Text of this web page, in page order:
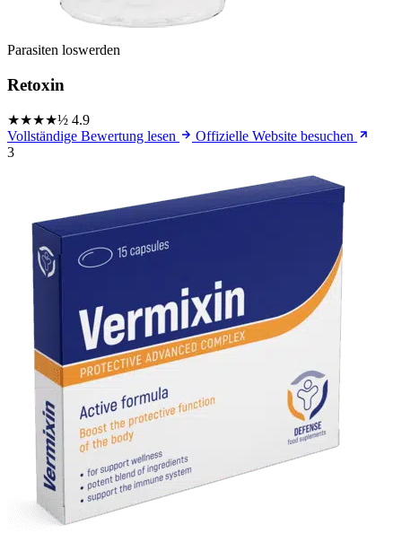
Parasiten loswerden
Retoxin
★★★★½ 4.9
Vollständige Bewertung lesen
Offizielle Website besuchen
3